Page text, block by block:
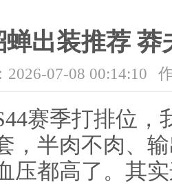
蝉出装推荐
2026-07-08 00:14:10
赛季打排位
，半肉不肉、
压都高了。其